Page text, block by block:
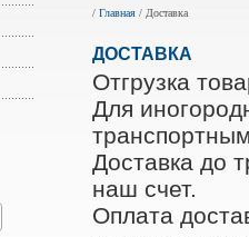
/ Главная / Доставка
ДОСТАВКА
Отгрузка
Для
Доставка до
наш счет.
Оплата